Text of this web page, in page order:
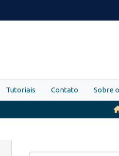
Tutoriais Contato Sobre